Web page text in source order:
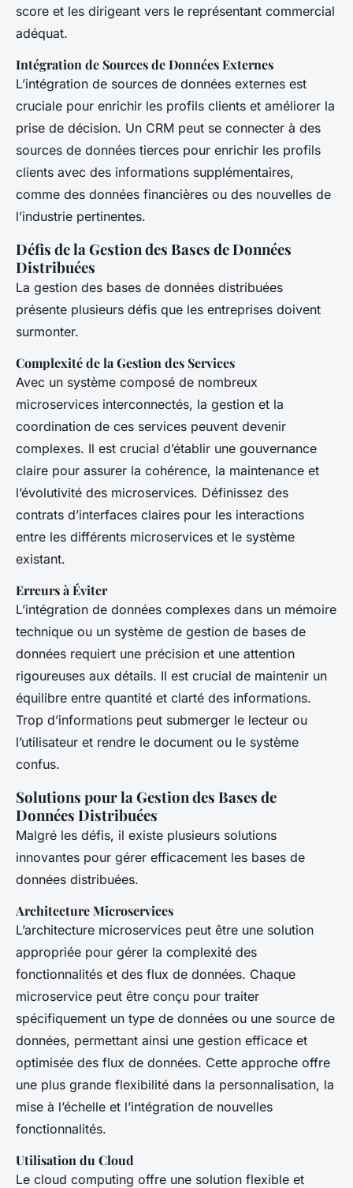
score et les dirigeant vers le représentant commercial
adéquat.
Intégration de Sources de Données Externes
L’intégration de sources de données externes est
cruciale pour enrichir les profils clients et améliorer la
prise de décision. Un CRM peut se connecter à des
sources de données tierces pour enrichir les profils
clients avec des informations supplémentaires,
comme des données financières ou des nouvelles de
l’industrie pertinentes.
Défis de la Gestion des Bases de Données
Distribuées
La gestion des bases de données distribuées
présente plusieurs défis que les entreprises doivent
surmonter.
Complexité de la Gestion des Services
Avec un système composé de nombreux
microservices interconnectés, la gestion et la
coordination de ces services peuvent devenir
complexes. Il est crucial d’établir une gouvernance
claire pour assurer la cohérence, la maintenance et
l’évolutivité des microservices. Définissez des
contrats d’interfaces claires pour les interactions
entre les différents microservices et le système
existant.
Erreurs à Éviter
L’intégration de données complexes dans un mémoire
technique ou un système de gestion de bases de
données requiert une précision et une attention
rigoureuses aux détails. Il est crucial de maintenir un
équilibre entre quantité et clarté des informations.
Trop d’informations peut submerger le lecteur ou
l’utilisateur et rendre le document ou le système
confus.
Solutions pour la Gestion des Bases de
Données Distribuées
Malgré les défis, il existe plusieurs solutions
innovantes pour gérer efficacement les bases de
données distribuées.
Architecture Microservices
L’architecture microservices peut être une solution
appropriée pour gérer la complexité des
fonctionnalités et des flux de données. Chaque
microservice peut être conçu pour traiter
spécifiquement un type de données ou une source de
données, permettant ainsi une gestion efficace et
optimisée des flux de données. Cette approche offre
une plus grande flexibilité dans la personnalisation, la
mise à l’échelle et l’intégration de nouvelles
fonctionnalités.
Utilisation du Cloud
Le cloud computing offre une solution flexible et